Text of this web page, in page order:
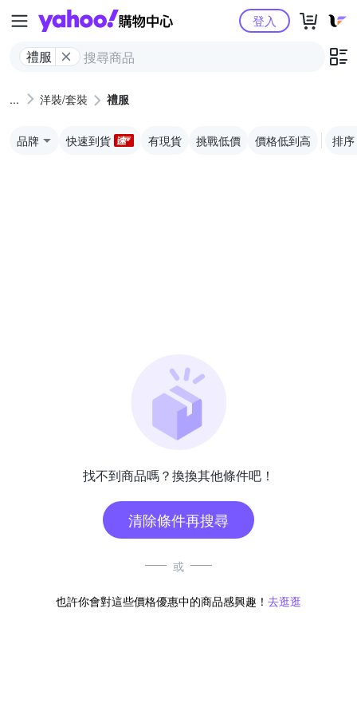
Yahoo購物中心
禮服
登入
洋裝/套裝 禮服
品牌 快速到貨 有現貨 挑戰低價 價格低到高 排序
找不到商品嗎？換換其他條件吧！
清除條件再搜尋
或
也許你會對這些價格優惠中的商品感興趣！ 去逛逛